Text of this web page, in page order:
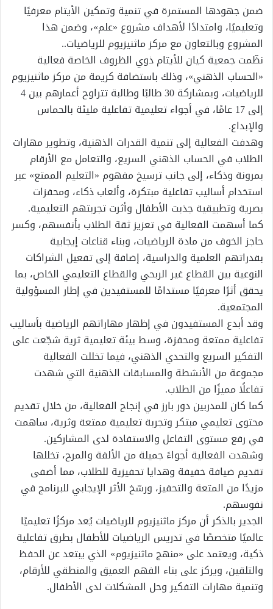
ضمن جهودها المستمرة في تنمية وتمكين الأيتام معرفيًا
وتعليميًا، وامتدادًا لأهداف مشروع «علم»، وضمن هذا
المشروع وبالتعاون مع مركز ماثنيزيوم للرياضيات..
نظّمت جمعية كيان للأيتام ذوي الظروف الخاصة فعالية
«الحساب الذهني»، وذلك باستضافة كريمة من مركز ماثنيزيوم
للرياضيات، وبمشاركة 30 طالبًا وطالبة تتراوح أعمارهم بين 4
إلى 17 عامًا، في أجواء تعليمية تفاعلية مليئة بالحماس
والإبداع.
وهدفت الفعالية إلى تنمية القدرات الذهنية، وتطوير مهارات
الطلاب في الحساب الذهني السريع، والتعامل مع الأرقام
بمرونة وذكاء، إلى جانب ترسيخ مفهوم «التعليم الممتع» عبر
استخدام أساليب تفاعلية مبتكرة، وألعاب ذكاء، ومحفزات
بصرية وتطبيقية جذبت الأطفال وأثرت تجربتهم التعليمية.
كما أسهمت الفعالية في تعزيز ثقة الطلاب بأنفسهم، وكسر
حاجز الخوف من مادة الرياضيات، وبناء قناعات إيجابية
بقدراتهم العلمية والدراسية، إضافة إلى تفعيل الشراكات
النوعية بين القطاع غير الربحي والقطاع التعليمي الخاص، بما
يحقق أثرًا معرفيًا مستدامًا للمستفيدين في إطار المسؤولية
المجتمعية.
وقد أبدع المستفيدون في إظهار مهاراتهم الرياضية بأساليب
تفاعلية ممتعة ومحفزة، وسط بيئة تعليمية ثرية شجّعت على
التفكير السريع والتحدي الذهني، فيما تخللت الفعالية
مجموعة من الأنشطة والمسابقات الذهنية التي شهدت
تفاعلًا مميزًا من الطلاب.
كما كان للمدربين دور بارز في إنجاح الفعالية، من خلال تقديم
محتوى تعليمي مبتكر وتجربة تعليمية ممتعة وثرية، ساهمت
في رفع مستوى التفاعل والاستفادة لدى المشاركين.
وشهدت الفعالية أجواءً جميلة من الألفة والمرح، تخللها
تقديم ضيافة خفيفة وهدايا تحفيزية للطلاب، مما أضفى
مزيدًا من المتعة والتحفيز، ورسّخ الأثر الإيجابي للبرنامج في
نفوسهم.
الجدير بالذكر أن مركز ماثنيزيوم للرياضيات يُعد مركزًا تعليميًا
عالميًا متخصصًا في تدريس الرياضيات للأطفال بطرق تفاعلية
ذكية، ويعتمد على «منهج ماثنيزيوم» الذي يبتعد عن الحفظ
والتلقين، ويركز على بناء الفهم العميق والمنطقي للأرقام،
وتنمية مهارات التفكير وحل المشكلات لدى الأطفال.